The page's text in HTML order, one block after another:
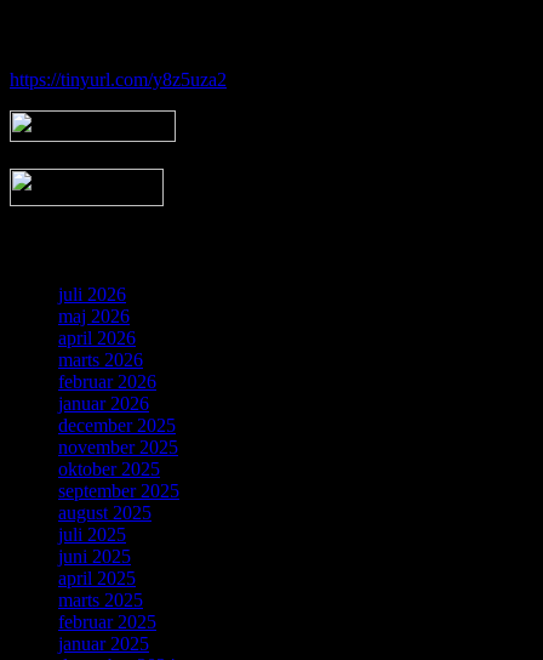
https://tinyurl.com/y8z5uza2
juli 2026
maj 2026
april 2026
marts 2026
februar 2026
januar 2026
december 2025
november 2025
oktober 2025
september 2025
august 2025
juli 2025
juni 2025
april 2025
marts 2025
februar 2025
januar 2025